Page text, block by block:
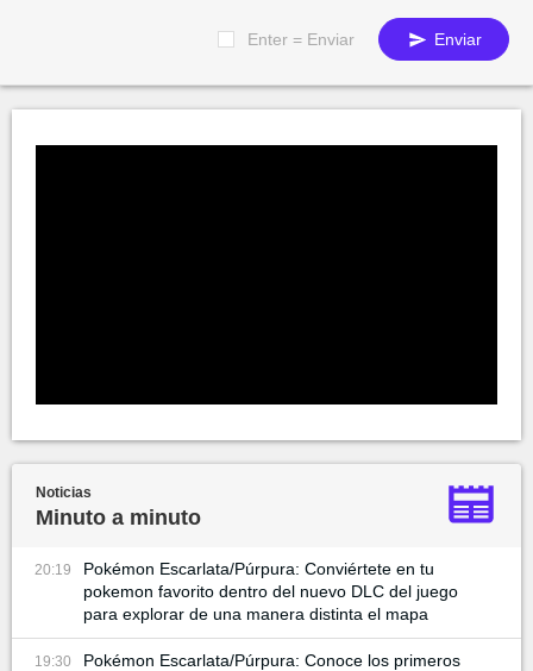
Enter = Enviar Enviar
Noticias
Minuto a minuto
20:19
Pokémon Escarlata/Púrpura: Conviértete en tu
pokemon favorito dentro del nuevo DLC del juego
para explorar de una manera distinta el mapa
19:30
Pokémon Escarlata/Púrpura: Conoce los primeros